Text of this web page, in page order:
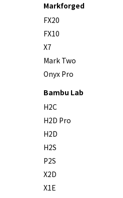
Markforged
FX20
FX10
X7
Mark Two
Onyx Pro
Bambu Lab
H2C
H2D Pro
H2D
H2S
P2S
X2D
X1E